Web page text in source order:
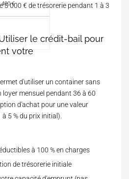
400 €
5 000 € de trésorerie pendant 1 à 3
le crédit-bail pour
votre
d'utiliser un container sans
loyer mensuel pendant 36 à 60
d'achat pour une valeur
5 % du prix initial).
à 100 % en charges
de trésorerie initiale